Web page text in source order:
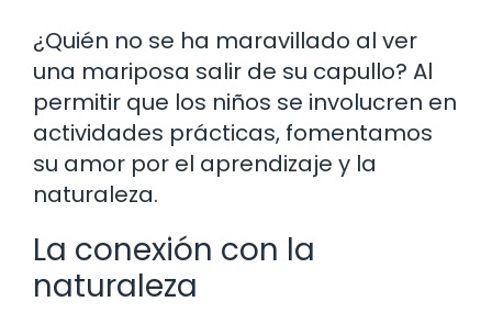
¿Quién no se ha maravillado al ver
una mariposa salir de su capullo? Al
permitir que los niños se involucren en
actividades prácticas, fomentamos
su amor por el aprendizaje y la
naturaleza.
La conexión con la
naturaleza